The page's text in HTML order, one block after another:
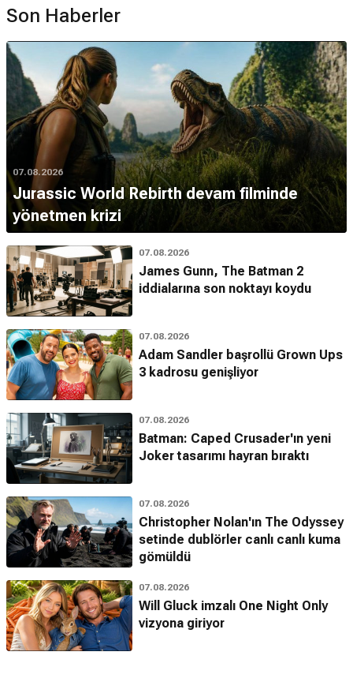
Son Haberler
07.08.2026
Jurassic World Rebirth devam filminde
yönetmen krizi
07.08.2026
James Gunn, The Batman 2
iddialarına son noktayı koydu
07.08.2026
Adam Sandler başrollü Grown Ups
3 kadrosu genişliyor
07.08.2026
Batman: Caped Crusader'ın yeni
Joker tasarımı hayran bıraktı
07.08.2026
Christopher Nolan'ın The Odyssey
setinde dublörler canlı canlı kuma
gömüldü
07.08.2026
Will Gluck imzalı One Night Only
vizyona giriyor